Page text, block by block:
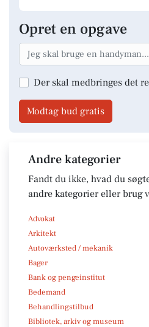
Opret en opgave
Der skal medbringes det
Modtag bud gratis
Andre kategorier
Fandt du ikke, hvad du
andre kategorier eller brug
Advokat
Arkitekt
Autoværksted / mekanik
Bager
Bank og pengeinstitut
Bedemand
Behandlingstilbud
Bibliotek, arkiv og museum